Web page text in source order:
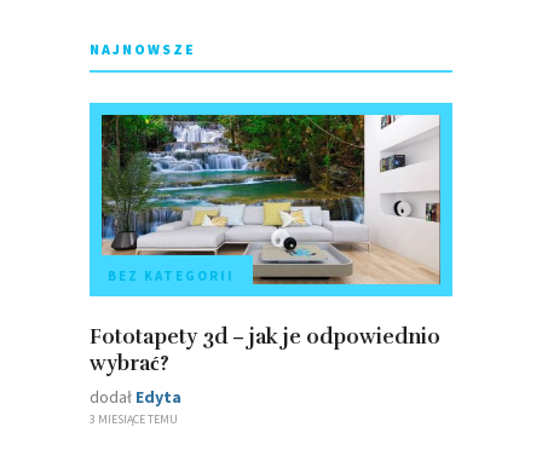
NAJNOWSZE
BEZ KATEGORII
Fototapety 3d – jak je odpowiednio
wybrać?
dodał Edyta
3 MIESIĄCE TEMU